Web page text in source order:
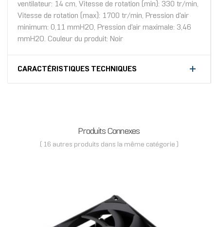
ventilateur: 14 cm, Vitesse de rotation (min): 330 tr/min,
Vitesse de rotation (max): 1700 tr/min, Pression d'air
minimum: 0,11 mmH2O, Pression d'air maximale: 3,46
mmH2O. Couleur du produit: Noir
CARACTÉRISTIQUES TECHNIQUES
Produits Connexes
( 16 autres produits dans la même catégorie )